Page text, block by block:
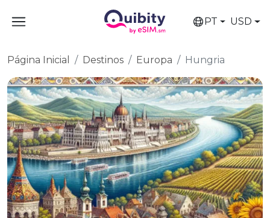
PT USD
Página Inicial Destinos Europa Hungria